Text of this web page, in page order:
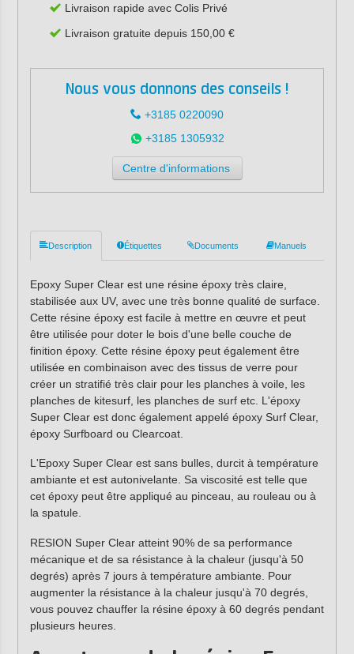
Livraison rapide avec Colis Privé
Livraison gratuite depuis 150,00 €
Nous vous donnons des conseils !
+3185 0220090
+3185 1305932
Centre d'informations
Description Étiquettes Documents Manuels
Epoxy Super Clear est une résine époxy très claire,
stabilisée aux UV, avec une très bonne qualité de surface.
Cette résine époxy est facile à mettre en œuvre et peut
être utilisée pour doter le bois d'une belle couche de
finition époxy. Cette résine époxy peut également être
utilisée en combinaison avec des tissus de verre pour
créer un stratifié très clair pour les planches à voile, les
planches de kitesurf, les planches de surf etc. L'époxy
Super Clear est donc également appelé époxy Surf Clear,
époxy Surfboard ou Clearcoat.
L'Epoxy Super Clear est sans bulles, durcit à température
ambiante et est autonivelante. Sa viscosité est telle que
cet époxy peut être appliqué au pinceau, au rouleau ou à
la spatule.
RESION Super Clear atteint 90% de sa performance
mécanique et de sa résistance à la chaleur (jusqu'à 50
degrés) après 7 jours à température ambiante. Pour
augmenter la résistance à la chaleur jusqu'à 70 degrés,
vous pouvez chauffer la résine époxy à 60 degrés pendant
plusieurs heures.